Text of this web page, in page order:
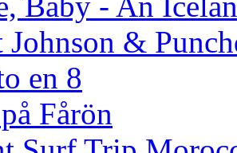
Johnson &
en 8
Fårön